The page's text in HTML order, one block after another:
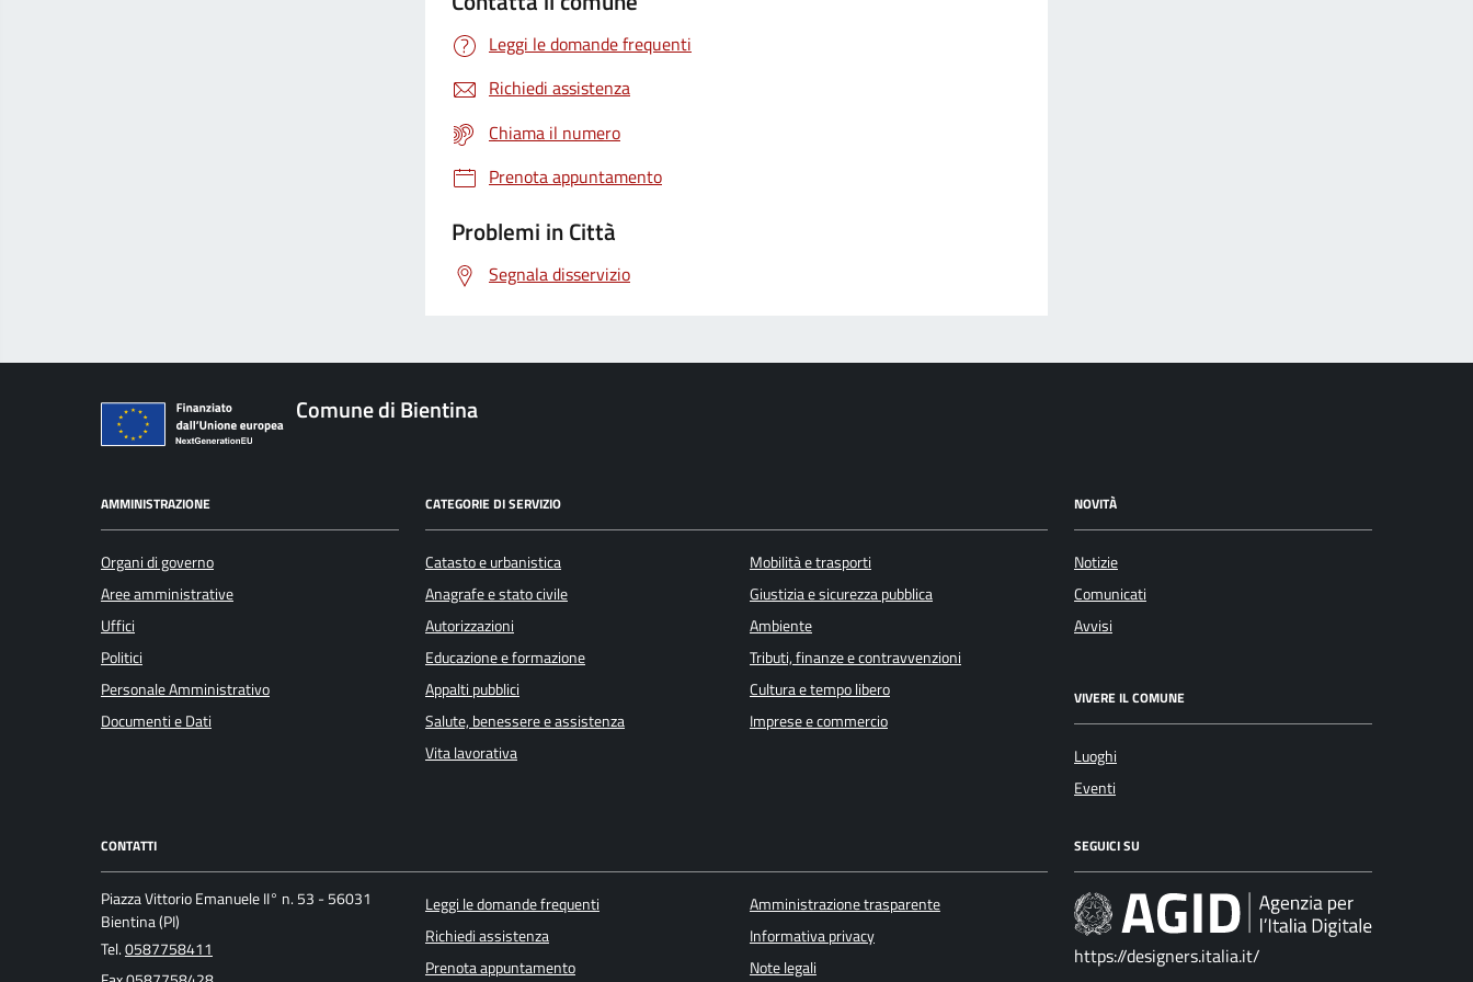
Leggi le domande frequenti
Richiedi assistenza
Chiama il numero
Prenota appuntamento
Problemi in Città
Segnala disservizio
Comune di Bientina
AMMINISTRAZIONE
Organi di governo
Aree amministrative
Uffici
Politici
Personale Amministrativo
Documenti e Dati
CATEGORIE DI SERVIZIO
Catasto e urbanistica
Anagrafe e stato civile
Autorizzazioni
Educazione e formazione
Appalti pubblici
Salute, benessere e assistenza
Vita lavorativa
Mobilità e trasporti
Giustizia e sicurezza pubblica
Ambiente
Tributi, finanze e contravvenzioni
Cultura e tempo libero
Imprese e commercio
NOVITÀ
Notizie
Comunicati
Avvisi
VIVERE IL COMUNE
Luoghi
Eventi
CONTATTI
Piazza Vittorio Emanuele II° n. 53 - 56031
Bientina (PI)
Tel.0587758411
Leggi le domande frequenti
Richiedi assistenza
Prenota appuntamento
Amministrazione trasparente
Informativa privacy
Note legali
SEGUICI SU
https://designers.italia.it/